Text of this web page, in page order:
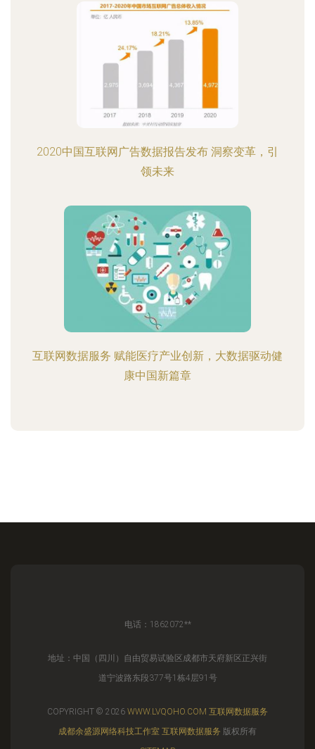
2020中国互联网广告数据报告发布 洞察变革，引
领未来
互联网数据服务 赋能医疗产业创新，大数据驱动健
康中国新篇章
电话：1862072**
地址：中国（四川）自由贸易试验区成都市天府新区正兴街
道宁波路东段377号1栋4层91号
COPYRIGHT © 2026 WWW.LVQOHO.COM 互联网数据服务
成都余盛源网络科技工作室 互联网数据服务 版权所有